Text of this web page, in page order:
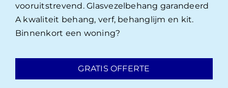
vooruitstrevend. Glasvezelbehang garandeerd
A kwaliteit behang, verf, behanglijm en kit.
Binnenkort een woning?
GRATIS OFFERTE